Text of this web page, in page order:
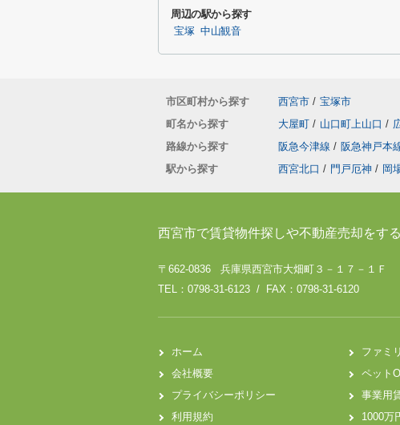
周辺の駅から探す
宝塚 中山観音
市区町村から探す 西宮市 / 宝塚市
町名から探す
大屋町 / 山口町上山口 /
路線から探す
阪急今津線 / 阪急神戸本
駅から探す
西宮北口 / 門戸厄神 / 岡
西宮市で賃貸物件探しや不動産売却をす
〒662-0836 兵庫県西宮市大畑町３－１７－１Ｆ
TEL：0798-31-6123 / FAX：0798-31-6120
ホーム
会社概要
プライバシーポリシー
利用規約
ファミ
ペット
事業用
1000万